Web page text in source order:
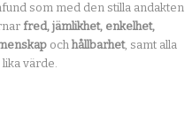
som med den stilla
fred, jämlikhet, enkelhet,
och hållbarhet, samt alla
värde.